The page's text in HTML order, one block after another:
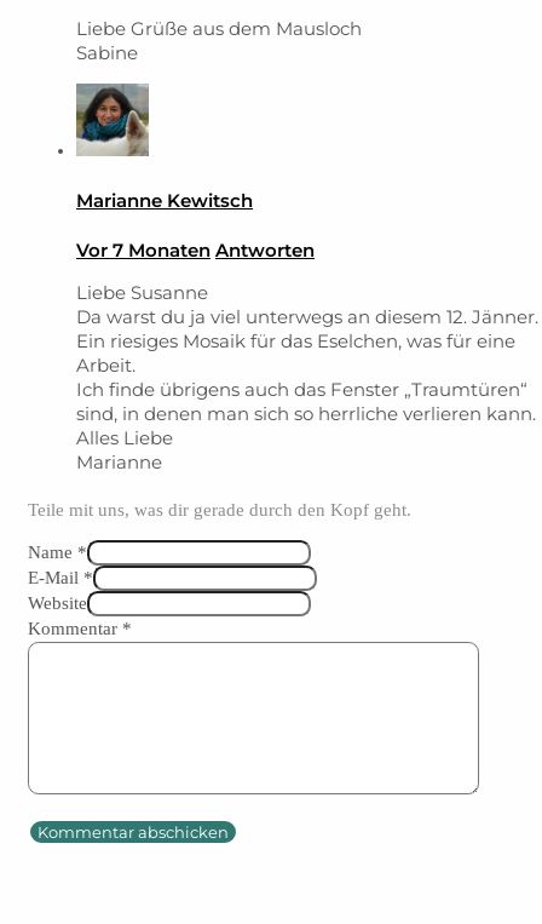
Liebe Grüße aus dem Mausloch
Sabine
Marianne Kewitsch
Vor 7 Monaten Antworten
Liebe Susanne
Da warst du ja viel unterwegs an diesem 12. Jänner.
Ein riesiges Mosaik für das Eselchen, was für eine
Arbeit.
Ich finde übrigens auch das Fenster „Traumtüren“
sind, in denen man sich so herrliche verlieren kann.
Alles Liebe
Marianne
Teile mit uns, was dir gerade durch den Kopf geht.
Name *
E-Mail *
Website
Kommentar *